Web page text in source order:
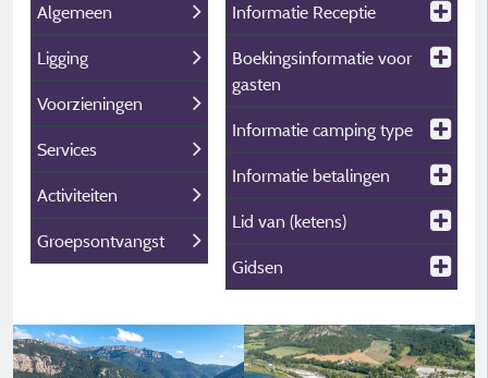
Algemeen
Ligging
Voorzieningen
Services
Activiteiten
Groepsontvangst
Informatie Receptie
Boekingsinformatie voor
gasten
Informatie camping type
Informatie betalingen
Lid van (ketens)
Gidsen